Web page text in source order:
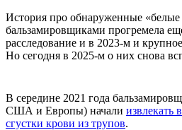
История про обнаруженные «белые
бальзамировщиками прогремела
расследование и в 2023-м и
Но сегодня в 2025-м о них снова
В середине 2021 года
США и Европы) начали извлекать
сгустки крови из трупов.